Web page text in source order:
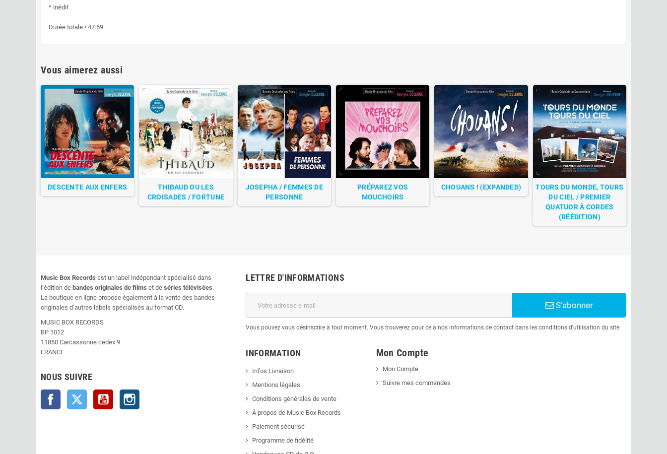
* inédit
Durée totale • 47:59
Vous aimerez aussi
DESCENTE AUX ENFERS
THIBAUD OU LES
CROISADES / FORTUNE
JOSEPHA / FEMMES DE
PERSONNE
PRÉPAREZ VOS
MOUCHOIRS
CHOUANS ! (EXPANDED)
TOURS DU MONDE, TOURS
DU CIEL / PREMIER
QUATUOR À CORDES
(RÉÉDITION)
Music Box Records est un label indépendant spécialisé dans
l’édition de bandes originales de films et de séries télévisées.
La boutique en ligne propose également à la vente des bandes
originales d’autres labels spécialisés au format CD.
MUSIC BOX RECORDS
BP 1012
11850 Carcassonne cedex 9
FRANCE
NOUS SUIVRE
Facebook Twitter YouTube
LETTRE D'INFORMATIONS
S’abonner
Vous pouvez vous désinscrire à tout moment. Vous trouverez pour cela nos informations de contact dans les conditions d'utilisation du site.
INFORMATION
Infos Livraison
Mentions légales
Conditions générales de vente
À propos de Music Box Records
Paiement sécurisé
Programme de fidélité
Mon Compte
Mon Compte
Suivre mes commandes